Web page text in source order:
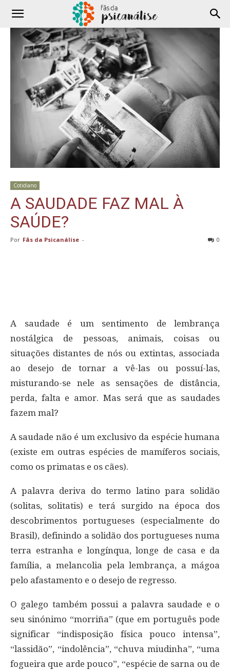
Cotidiano
A SAUDADE FAZ MAL À
SAÚDE?
Por Fãs da Psicanálise - 0
A saudade é um sentimento de lembrança
nostálgica de pessoas, animais, coisas ou
situações distantes de nós ou extintas, associada
ao desejo de tornar a vê-las ou possuí-las,
misturando-se nele as sensações de distância,
perda, falta e amor. Mas será que as saudades
fazem mal?
A saudade não é um exclusivo da espécie humana
(existe em outras espécies de mamíferos sociais,
como os primatas e os cães).
A palavra deriva do termo latino para solidão
(solitas, solitatis) e terá surgido na época dos
descobrimentos portugueses (especialmente do
Brasil), definindo a solidão dos portugueses numa
terra estranha e longínqua, longe de casa e da
família, a melancolia pela lembrança, a mágoa
pelo afastamento e o desejo de regresso.
O galego também possui a palavra saudade e o
seu sinónimo “morriña” (que em português pode
significar “indisposição física pouco intensa”,
“lassidão”, “indolência”, “chuva miudinha”, “uma
fogueira que arde pouco”, “espécie de sarna ou de